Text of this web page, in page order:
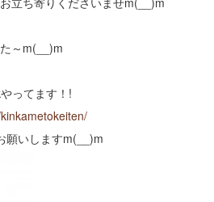
～m(__)m
ってます！!
願いしますm(__)m